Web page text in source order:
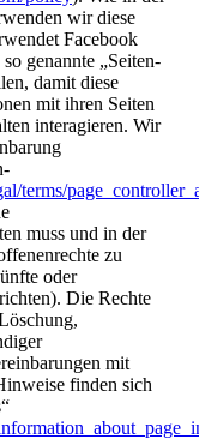
wir diese
Facebook
genannte „Seiten-
damit diese
mit ihren Seiten
interagieren. Wir
terms/
muss und in der
zu
oder
Die Rechte
mit
finden sich